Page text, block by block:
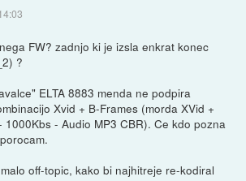
FW? zadnjo ki je izsla enkrat konec
?
ELTA 8883 menda ne podpira
Xvid + B-Frames (morda XVid +
1000Kbs - Audio MP3 CBR). Ce kdo pozna
off-topic, kako bi najhitreje re-kodiral